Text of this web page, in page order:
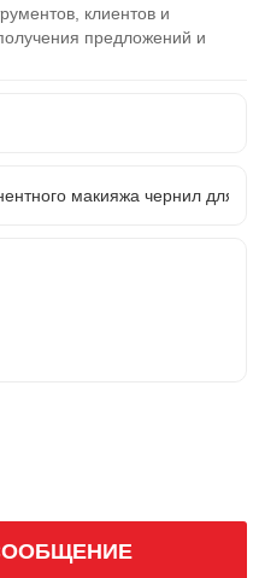
клиентов и
предложений и